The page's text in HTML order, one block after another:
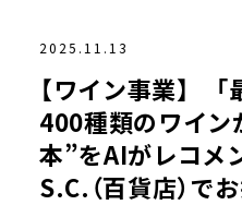
2025.11.13
【ワイン事業】
400種類のワイン
本”をAIがレコメ
S.C.（百貨店）で